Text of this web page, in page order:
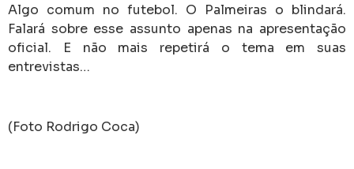
Algo comum no futebol. O Palmeiras o blindará.
Falará sobre esse assunto apenas na apresentação
oficial.
E não mais repetirá o tema em suas
entrevistas…
(Foto Rodrigo Coca)